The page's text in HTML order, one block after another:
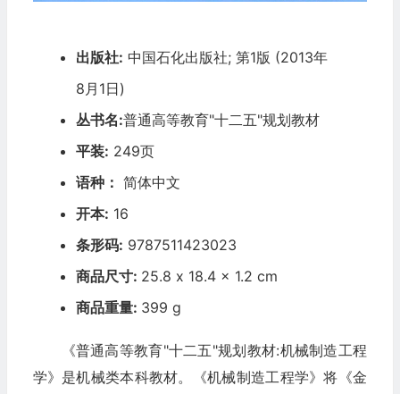
出版社: 中国石化出版社; 第1版 (2013年
8月1日)
丛书名:普通高等教育"十二五"规划教材
平装: 249页
语种： 简体中文
开本: 16
条形码: 9787511423023
商品尺寸: 25.8 x 18.4 x 1.2 cm
商品重量: 399 g
《普通高等教育"十二五"规划教材:机械制造工程
学》是机械类本科教材。《机械制造工程学》将《金